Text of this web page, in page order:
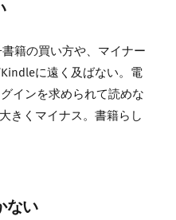
籍の買い方や、マイナー
に遠く及ばない。電
インを求められて読めな
きくマイナス。書籍らし
ない